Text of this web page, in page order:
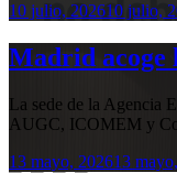
10 julio, 202610 julio,
Madrid acoge
La sede de la Agencia
AUGC, ICOMEM y
13 mayo, 202613